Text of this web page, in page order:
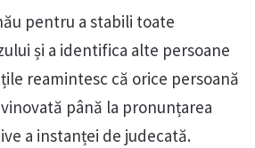
pentru a stabili toate
și a identifica alte persoane
reamintesc că orice persoană
până la pronunțarea
a instanței de judecată.